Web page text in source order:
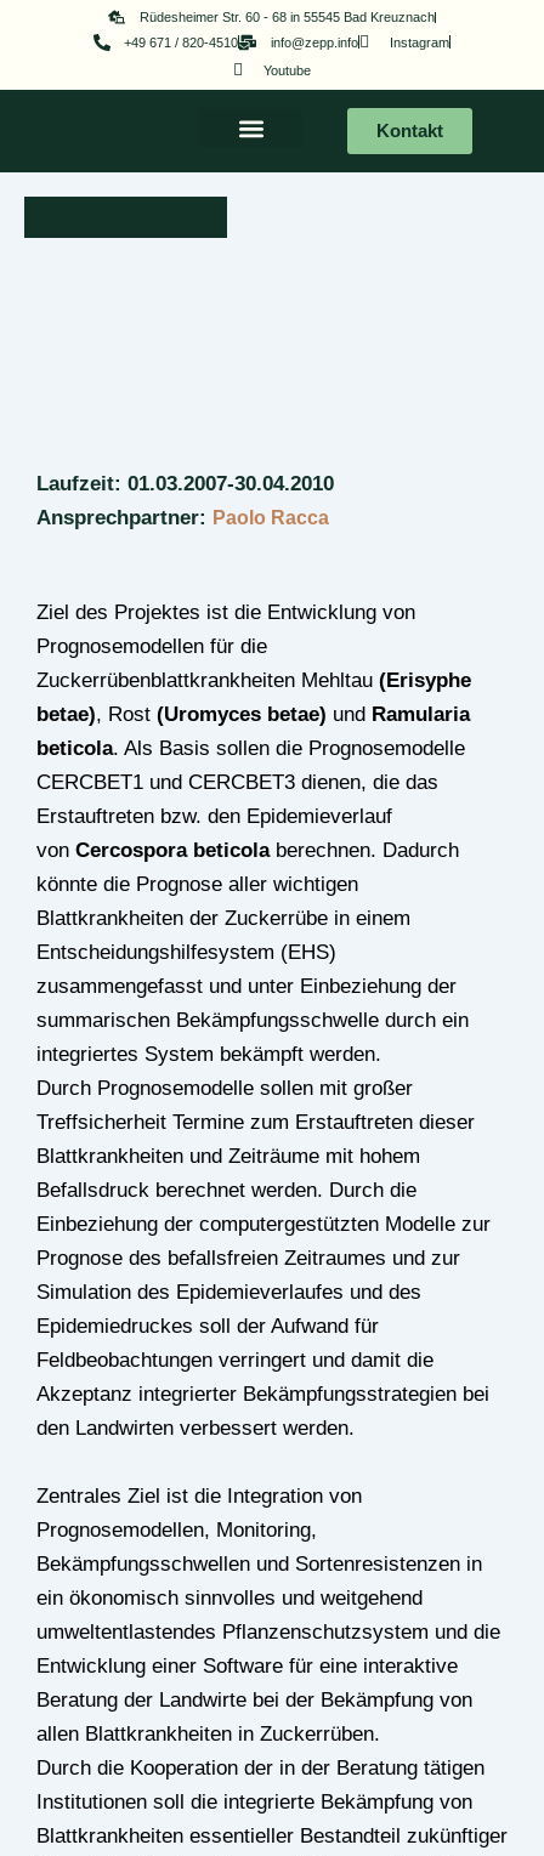
Rüdesheimer Str. 60 - 68 in 55545 Bad Kreuznach
+49 671 / 820-4510
info@zepp.info
Instagram
Youtube
Kontakt
Laufzeit: 01.03.2007-30.04.2010
Ansprechpartner: Paolo Racca
Ziel des Projektes ist die Entwicklung von
Prognosemodellen für die
Zuckerrübenblattkrankheiten Mehltau (Erisyphe
betae), Rost (Uromyces betae) und Ramularia
beticola. Als Basis sollen die Prognosemodelle
CERCBET1 und CERCBET3 dienen, die das
Erstauftreten bzw. den Epidemieverlauf
von Cercospora beticolaberechnen. Dadurch
könnte die Prognose aller wichtigen
Blattkrankheiten der Zuckerrübe in einem
Entscheidungshilfesystem (EHS)
zusammengefasst und unter Einbeziehung der
summarischen Bekämpfungsschwelle durch ein
integriertes System bekämpft werden.
Durch Prognosemodelle sollen mit großer
Treffsicherheit Termine zum Erstauftreten dieser
Blattkrankheiten und Zeiträume mit hohem
Befallsdruck berechnet werden. Durch die
Einbeziehung der computergestützten Modelle zur
Prognose des befallsfreien Zeitraumes und zur
Simulation des Epidemieverlaufes und des
Epidemiedruckes soll der Aufwand für
Feldbeobachtungen verringert und damit die
Akzeptanz integrierter Bekämpfungsstrategien bei
den Landwirten verbessert werden.
Zentrales Ziel ist die Integration von
Prognosemodellen, Monitoring,
Bekämpfungsschwellen und Sortenresistenzen in
ein ökonomisch sinnvolles und weitgehend
umweltentlastendes Pflanzenschutzsystem und die
Entwicklung einer Software für eine interaktive
Beratung der Landwirte bei der Bekämpfung von
allen Blattkrankheiten in Zuckerrüben.
Durch die Kooperation der in der Beratung tätigen
Institutionen soll die integrierte Bekämpfung von
Blattkrankheiten essentieller Bestandteil zukünftiger